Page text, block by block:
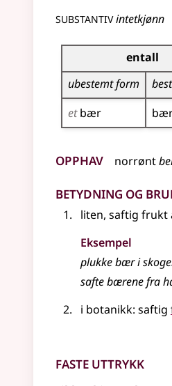
substantivintetkjønn
Bøyingstabell for
entall
ubestemt form
etbær
Opphav norrønt
Betydning og
liten, saftig frukt
Eksempel
plukke bær i
safte bærene fra
i botanikk: saftig
Faste uttrykk